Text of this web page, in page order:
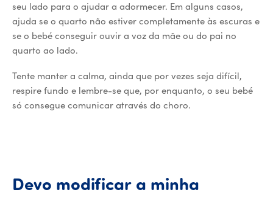
seu lado para o ajudar a adormecer. Em alguns casos,
ajuda se o quarto não estiver completamente às escuras e
se o bebé conseguir ouvir a voz da mãe ou do pai no
quarto ao lado.
Tente manter a calma, ainda que por vezes seja difícil,
respire fundo e lembre-se que, por enquanto, o seu bebé
só consegue comunicar através do choro.
Devo modificar a minha